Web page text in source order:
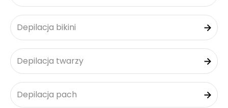
Depilacja bikini
Depilacja twarzy
Depilacja pach